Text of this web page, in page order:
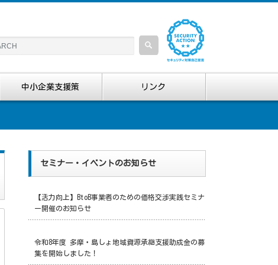
中小企業支援策 リンク
セミナー・イベントのお知らせ
【活力向上】BtoB事業者のための価格交渉実践セミナ
ー開催のお知らせ
令和8年度 多摩・島しょ地域資源承継支援助成金の募
集を開始しました！